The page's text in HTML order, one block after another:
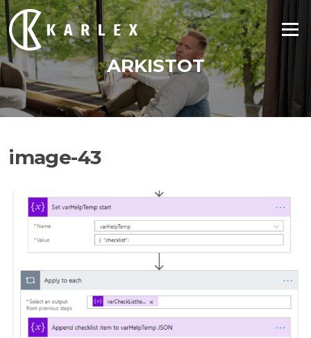
Siirry
suoraan
sisältöön
Valikko
ARKISTOT
image-43